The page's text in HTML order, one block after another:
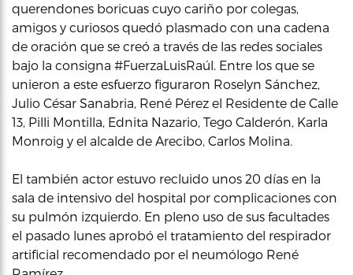
querendones boricuas cuyo cariño por colegas,
amigos y curiosos quedó plasmado con una cadena
de oración que se creó a través de las redes sociales
bajo la consigna #FuerzaLuisRaúl. Entre los que se
unieron a este esfuerzo figuraron Roselyn Sánchez,
Julio César Sanabria, René Pérez el Residente de Calle
13, Pilli Montilla, Ednita Nazario, Tego Calderón, Karla
Monroig y el alcalde de Arecibo, Carlos Molina.
El también actor estuvo recluido unos 20 días en la
sala de intensivo del hospital por complicaciones con
su pulmón izquierdo. En pleno uso de sus facultades
el pasado lunes aprobó el tratamiento del respirador
artificial recomendado por el neumólogo René